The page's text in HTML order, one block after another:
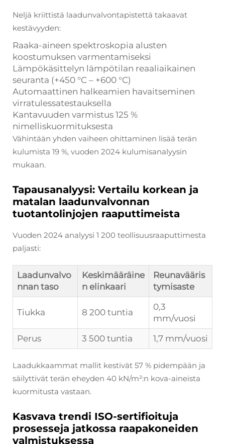
Neljä kriittistä laadunvalvontapistettä takaavat
kestävyyden:
Raaka-aineen spektroskopia alusten
koostumuksen varmentamiseksi
Lämpökäsittelyn lämpötilan reaaliaikainen
seuranta (+450 °C – +600 °C)
Automaattinen halkeamien havaitseminen
virratulessatestauksella
Kantavuuden varmistus 125 %
nimelliskuormituksesta
Vähintään yhden vaiheen ohittaminen lisää terän
kulumista 19 %, vuoden 2024 kulumisanalyysin
mukaan.
Tapausanalyysi: Vertailu korkean ja
matalan laadunvalvonnan
tuotantolinjojen raaputtimeista
Vuoden 2024 analyysi 1 200 teollisuusraaputtimesta
paljasti:
Laadunvalvo
nnan taso
Keskimääräine
n elinkaari
Reunavääris
tymisaste
Tiukka 8 200 tuntia
0,3
mm/vuosi
Perus
3 500 tuntia 1,7 mm/vuosi
Laadukkaammat mallit kestivät 57 % pidempään ja
säilyttivät terän eheyden 40 kN/m²:n kova-aineista
kuormitusta vastaan.
Kasvava trendi ISO-sertifioituja
prosesseja jatkossa raapakoneiden
valmistuksessa